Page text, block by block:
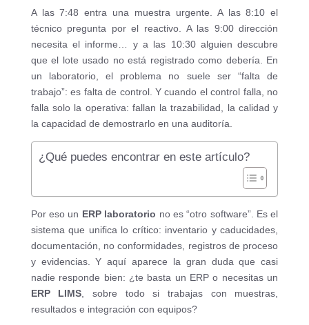
A las 7:48 entra una muestra urgente. A las 8:10 el
técnico pregunta por el reactivo. A las 9:00 dirección
necesita el informe… y a las 10:30 alguien descubre
que el lote usado no está registrado como debería. En
un laboratorio, el problema no suele ser “falta de
trabajo”: es falta de control. Y cuando el control falla, no
falla solo la operativa: fallan la trazabilidad, la calidad y
la capacidad de demostrarlo en una auditoría.
¿Qué puedes encontrar en este artículo?
Por eso un ERP laboratorio no es “otro software”. Es el
sistema que unifica lo crítico: inventario y caducidades,
documentación, no conformidades, registros de proceso
y evidencias. Y aquí aparece la gran duda que casi
nadie responde bien: ¿te basta un ERP o necesitas un
ERP LIMS, sobre todo si trabajas con muestras,
resultados e integración con equipos?